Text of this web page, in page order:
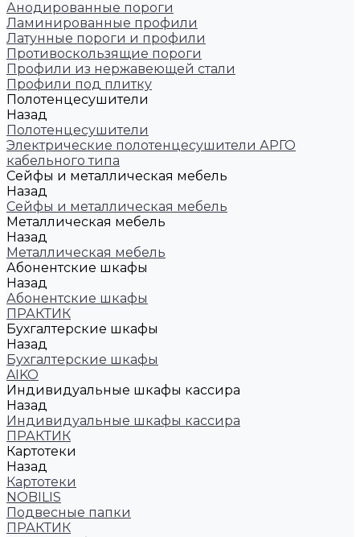
Анодированные пороги
Ламинированные профили
Латунные пороги и профили
Противоскользящие пороги
Профили из нержавеющей стали
Профили под плитку
Полотенцесушители
Назад
Полотенцесушители
Электрические полотенцесушители АРГО
кабельного типа
Сейфы и металлическая мебель
Назад
Сейфы и металлическая мебель
Металлическая мебель
Назад
Металлическая мебель
Абонентские шкафы
Назад
Абонентские шкафы
ПРАКТИК
Бухгалтерские шкафы
Назад
Бухгалтерские шкафы
AIKO
Индивидуальные шкафы кассира
Назад
Индивидуальные шкафы кассира
ПРАКТИК
Картотеки
Назад
Картотеки
NOBILIS
Подвесные папки
ПРАКТИК